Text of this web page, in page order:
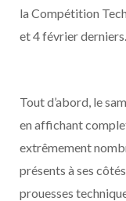
la Compétition
et 4 février derniers.
Tout d’abord, le
en affichant
extrêmement
présents à ses
prouesses